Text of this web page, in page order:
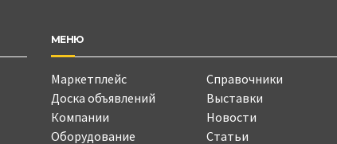
МЕНЮ
Маркетплейс
Доска объявлений
Компании
Оборудование
Справочники
Выставки
Новости
Статьи